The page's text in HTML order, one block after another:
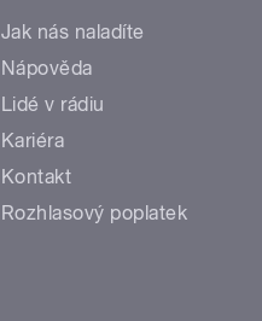
Jak nás naladíte
Nápověda
Lidé v rádiu
Kariéra
Kontakt
Rozhlasový poplatek